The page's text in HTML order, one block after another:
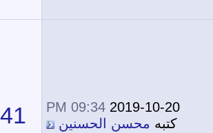
2019-10-20
09:34 PM
كتبهمحسن الحسنين 141